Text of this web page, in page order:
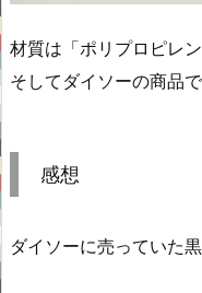
材質は「ポリプロピレ
そしてダイソーの商品で
感想
ダイソーに売っていた